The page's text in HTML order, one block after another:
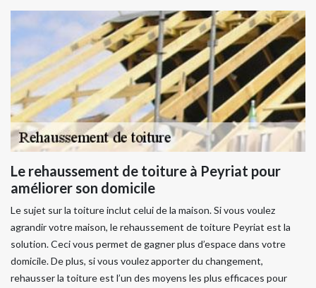
Le rehaussement de toiture à Peyriat pour
améliorer son domicile
Le sujet sur la toiture inclut celui de la maison. Si vous voulez
agrandir votre maison, le rehaussement de toiture Peyriat est la
solution. Ceci vous permet de gagner plus d’espace dans votre
domicile. De plus, si vous voulez apporter du changement,
rehausser la toiture est l’un des moyens les plus efficaces pour